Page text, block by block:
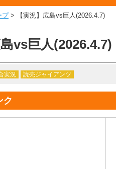
プ> 【実況】広島vs巨人(2026.4.7)
島vs巨人(2026.4.7)
実況 読売ジャイアンツ
ク